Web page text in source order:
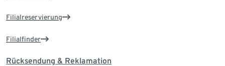
Filialreservierung
Filialfinder
Rücksendung & Reklamation